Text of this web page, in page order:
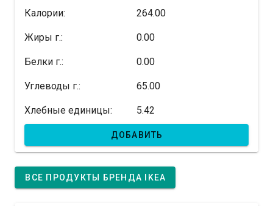
Калории: 264.00
Жиры г.: 0.00
Белки г.: 0.00
Углеводы г.: 65.00
Хлебные единицы: 5.42
ДОБАВИТЬ
ВСЕ ПРОДУКТЫ БРЕНДА IKEA